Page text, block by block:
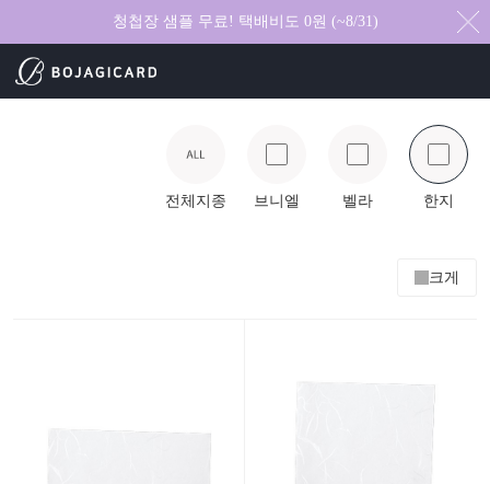
청첩장 샘플 무료! 택배비도 0원 (~8/31)
전체지종 브니엘 벨라 한지
크게